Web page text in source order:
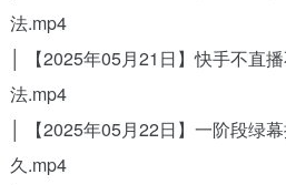
法.mp4
│ 【2025年05月21日】快手不直
法.mp4
│ 【2025年05月22日】一阶段绿
久.mp4